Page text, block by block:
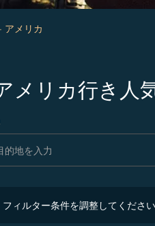
アメリカ
メリカ行き人
ィルター条件を調整してください